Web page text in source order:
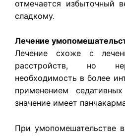
отмечается избыточный
сладкому.
Лечение
Лечение схоже с
расстройств, но
необходимость в более
применением
значение имеет
При умопомешательстве